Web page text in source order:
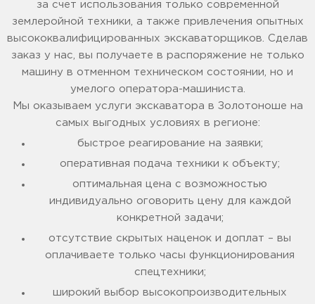
за счет использования только современной
землеройной техники, а также привлечения опытных
высококвалифицированных экскаваторщиков. Сделав
заказ у нас, вы получаете в распоряжение не только
машину в отменном техническом состоянии, но и
умелого оператора-машиниста.
Мы оказываем услуги экскаватора в Золотоноше на
самых выгодных условиях в регионе:
быстрое реагирование на заявки;
оперативная подача техники к объекту;
оптимальная цена с возможностью
индивидуально оговорить цену для каждой
конкретной задачи;
отсутствие скрытых наценок и доплат – вы
оплачиваете только часы функционирования
спецтехники;
широкий выбор высокопроизводительных